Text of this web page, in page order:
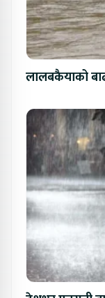
लालबकैयाको